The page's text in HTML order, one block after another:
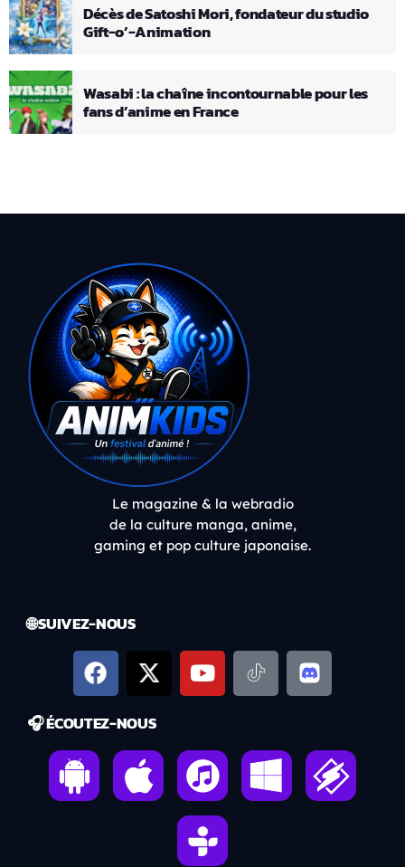
Décès de Satoshi Mori, fondateur du studio
Gift-o’-Animation
Wasabi : la chaîne incontournable pour les
fans d’anime en France
Le magazine & la webradio
de la culture manga, anime,
gaming et pop culture japonaise.
🌐 SUIVEZ-NOUS
🎧 ÉCOUTEZ-NOUS